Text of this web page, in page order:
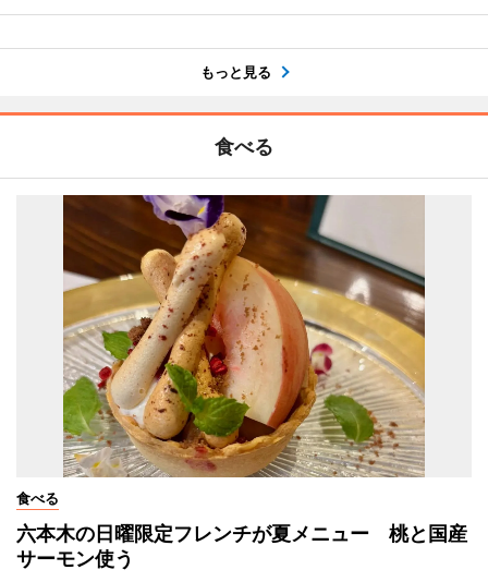
もっと見る
食べる
食べる
六本木の日曜限定フレンチが夏メニュー 桃と国産
サーモン使う